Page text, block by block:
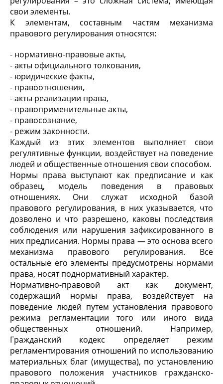
свои элементы.
К элементам, составным частям механизма
правового регулирования относятся:
- нормативно-правовые акты,
- акты официального толкования,
- юридические факты,
- правоотношения,
- акты реализации права,
- правоприменительные акты,
- правосознание,
- режим законности.
Каждый из этих элементов выполняет свои
регулятивные функции, воздействует на поведение
людей и общественные отношения свои способом.
Нормы права выступают как предписание и как
образец, модель поведения в правовых
отношениях. Они служат исходной базой
правового регулирования, в них указывается, что
дозволено и что разрешено, каковы последствия
соблюдения или нарушения зафиксированного в
них предписания. Нормы права — это основа всего
механизма правового регулирования. Все
остальные его элементы предусмотрены нормами
права, носят поднормативный характер.
Нормативно-правовой акт как документ,
содержащий нормы права, воздействует на
поведение людей путем установления правового
режима регламентации того или иного вида
общественных отношений. Например,
Гражданский кодекс определяет режим
регламентирования отношений по использованию
материальных благ (имущества), по установлению
правового положения участников гражданско-